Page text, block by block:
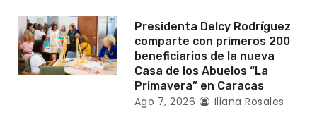
r
a
d
Presidenta Delcy Rodríguez
comparte con primeros 200
beneficiarios de la nueva
Casa de los Abuelos “La
Primavera” en Caracas
Ago 7, 2026 Iliana Rosales